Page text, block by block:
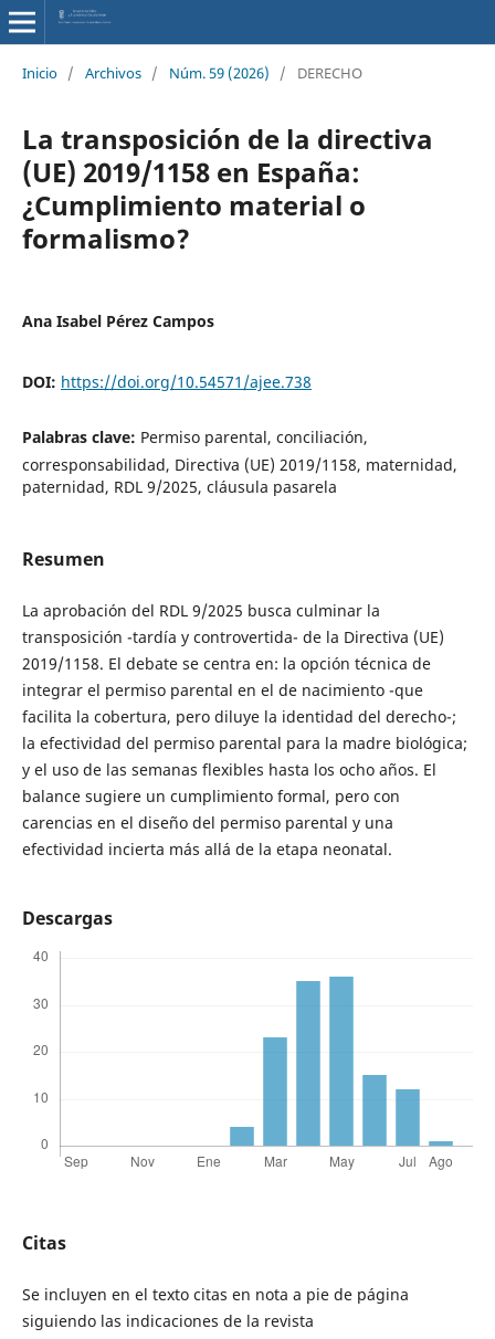
Inicio / Archivos / Núm. 59 (2026) / DERECHO
La transposición de la directiva
(UE) 2019/1158 en España:
¿Cumplimiento material o
formalismo?
Ana Isabel Pérez Campos
DOI: https://doi.org/10.54571/ajee.738
Palabras clave: Permiso parental, conciliación,
corresponsabilidad, Directiva (UE) 2019/1158, maternidad,
paternidad, RDL 9/2025, cláusula pasarela
Resumen
La aprobación del RDL 9/2025 busca culminar la
transposición -tardía y controvertida- de la Directiva (UE)
2019/1158. El debate se centra en: la opción técnica de
integrar el permiso parental en el de nacimiento -que
facilita la cobertura, pero diluye la identidad del derecho-;
la efectividad del permiso parental para la madre biológica;
y el uso de las semanas flexibles hasta los ocho años. El
balance sugiere un cumplimiento formal, pero con
carencias en el diseño del permiso parental y una
efectividad incierta más allá de la etapa neonatal.
Descargas
Citas
Se incluyen en el texto citas en nota a pie de página
siguiendo las indicaciones de la revista